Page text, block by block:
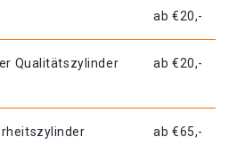
ab €20,-
Qualitätszylinder
ab €20,-
ab €65,-